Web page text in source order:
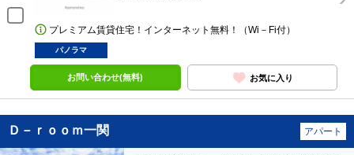
プレミアム賃貸住宅！インターネット無料！（Wi－Fi付）
パノラマ
お問い合わせ(無料) お気に入り
Ｄ－ｒｏｏｍ一関 アパート